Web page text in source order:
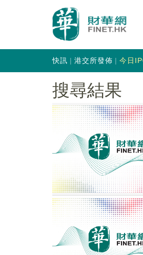
快訊 港交所發佈 今日
搜尋結果